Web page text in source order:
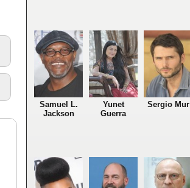
Samuel L.
Jackson
Yunet
Guerra
Sergio Mur